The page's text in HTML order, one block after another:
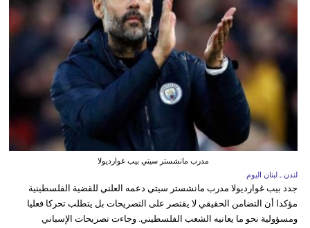
مدرب مانشستر سيتي بيب غوارديولا
لندن ـ لبنان اليوم
جدد بيب غوارديولا مدرب مانشستر سيتي دعمه العلني للقضية الفلسطينية
مؤكدا أن التضامن الحقيقي لا يقتصر على التصريحات بل يتطلب تحركا فعليا
ومسؤولية نحو ما يعانيه الشعب الفلسطيني. وجاءت تصريحات الإسباني